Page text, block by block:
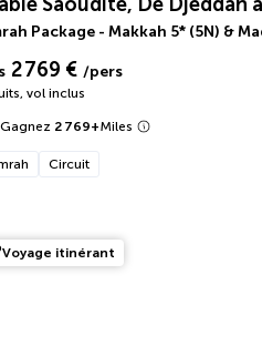
Package - Makkah 5* (5N) &
2 769 € /pers
, vol inclus
Gagnez 2 769+Miles
Circuit
Voyage itinérant